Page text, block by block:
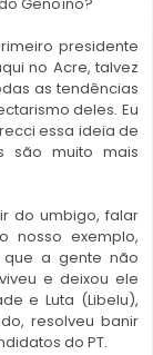
Genoíno?
presidente
no Acre, talvez
as tendências
deles. Eu
essa ideia de
são muito mais
do umbigo, falar
nosso exemplo,
a gente não
e deixou ele
e Luta (Libelu),
resolveu banir
do PT.